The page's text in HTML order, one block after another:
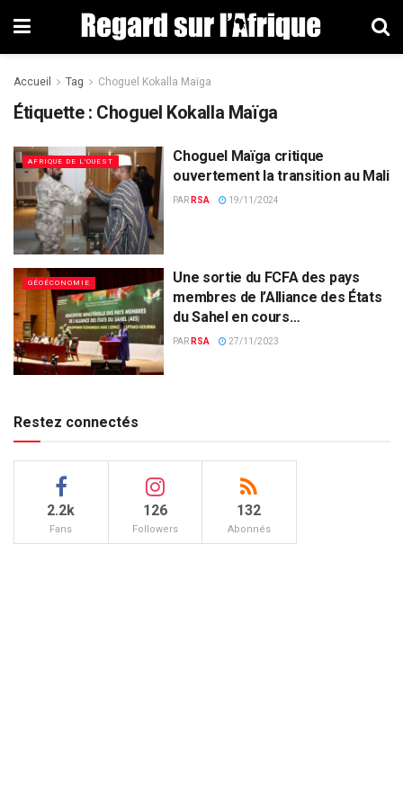
Accueil Tag Choguel Kokalla Maïga
Étiquette : Choguel Kokalla Maïga
AFRIQUE DE L'OUEST
Choguel Maïga critique
ouvertement la transition au Mali
PAR RSA 19/11/2024
GÉOÉCONOMIE
Une sortie du FCFA des pays
membres de l’Alliance des États
du Sahel en cours…
PAR RSA 27/11/2023
Restez connectés
2.2k
Fans
126
Followers
132
Abonnés